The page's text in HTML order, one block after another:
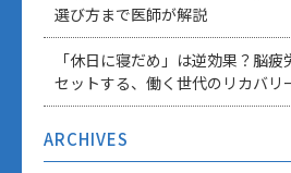
選び方まで医師が解説
「休日に寝だめ」は逆効果？脳
セットする、働く世代のリカバリ
ARCHIVES